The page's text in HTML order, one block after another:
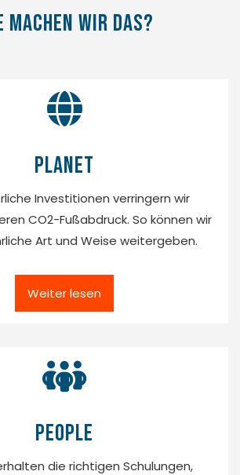
machen wir das?
Planet
Investitionen verringern wir
CO2-Fußabdruck. So können wir
Art und Weise weitergeben.
Weiter lesen
people
die richtigen Schulungen,